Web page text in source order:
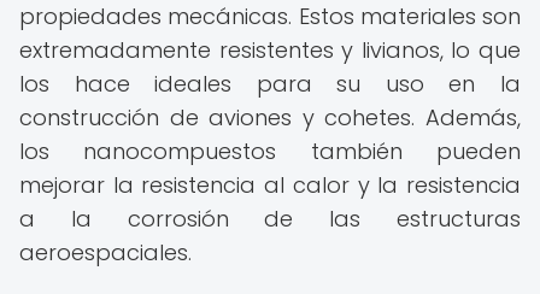
propiedades mecánicas. Estos materiales son
extremadamente resistentes y livianos, lo que
los hace ideales para su uso en la
construcción de aviones y cohetes. Además,
los nanocompuestos también pueden
mejorar la resistencia al calor y la resistencia
a la corrosión de las estructuras
aeroespaciales.